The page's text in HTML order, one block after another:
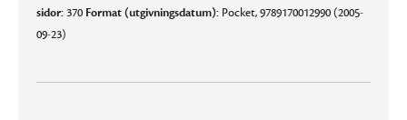
sidor:370 Format (utgivningsdatum): Pocket, 9789170012990 (2005-
09-23)